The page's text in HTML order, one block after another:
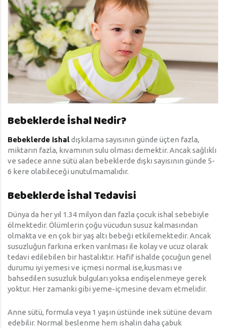
Bebeklerde İshal Nedir?
Bebeklerde ishaldışkılama sayısının günde üçten fazla,
miktarın fazla, kıvamının sulu olması demektir. Ancak sağlıklı
ve sadece anne sütü alan bebeklerde dışkı sayısının günde 5-
6 kere olabileceği unutulmamalıdır.
Bebeklerde İshal Tedavisi
Dünya da her yıl 1.34 milyon dan fazla çocuk ishal sebebiyle
ölmektedir. Ölümlerin çoğu vücudun susuz kalmasından
olmakta ve en çok bir yaş altı bebeği etkilemektedir. Ancak
susuzluğun farkına erken varılması ile kolay ve ucuz olarak
tedavi edilebilen bir hastalıktır. Hafif ishalde çocuğun genel
durumu iyi yemesi ve içmesi normal ise,kusması ve
bahsedilen susuzluk bulguları yoksa endişelenmeye gerek
yoktur. Her zamanki gibi yeme-içmesine devam etmelidir.
Anne sütü, formula veya 1 yaşın üstünde inek sütüne devam
edebilir. Normal beslenme hem ishalin daha çabuk